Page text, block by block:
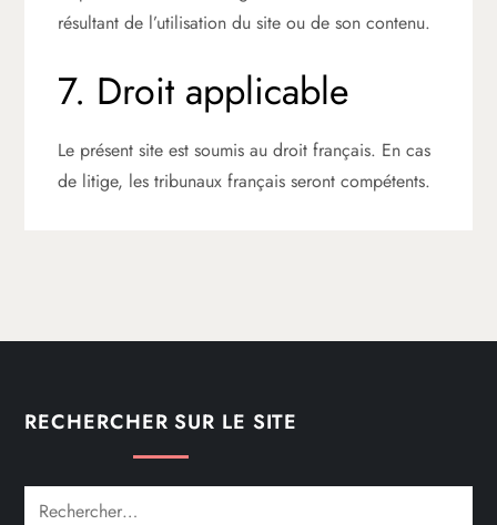
résultant de l’utilisation du site ou de son contenu.
7. Droit applicable
Le présent site est soumis au droit français. En cas
de litige, les tribunaux français seront compétents.
RECHERCHER SUR LE SITE
Rechercher :